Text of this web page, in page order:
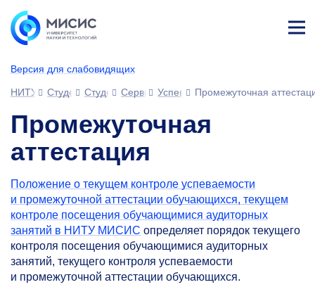
Версия для слабовидящих
ине
НИТУ МИСИС
СтудентамСтуденческий офис
Сервисы для обучающихся
УспеваемостьПромежуточная
Промежуточная
аттестация
Положение о текущем контроле успеваемости
и промежуточной аттестации обучающихся, текущем
контроле посещения обучающимися аудиторных
занятий в НИТУ МИСИС определяет порядок текущего
контроля посещения обучающимися аудиторных
занятий, текущего контроля успеваемости
и промежуточной аттестации обучающихся.